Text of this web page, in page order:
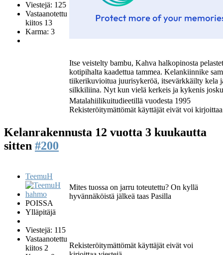
Viestejä: 125
Vastaanotettu
kiitos 13
Karma: 3
Itse veistelty bambu, Kahva halkopinosta
kotipihalta kaadettua tammea. Kelankiinnike
tiikerikuvioitua juurisykeröä, itsevärkkäilty kela
silkkiliina. Nyt kun vielä kerkeis ja kykenis
Matalahiilikuitudieetillä vuodesta 1995
Rekisteröitymättömät käyttäjät eivät voi
Kelanrakennusta 12 vuotta 3 kuukautta
sitten #200
TeemuH
POISSA
Ylläpitäjä
Viestejä: 115
Vastaanotettu
kiitos 2
Mites tuossa on jarru toteutettu? On kyllä
hyvännäköistä jälkeä taas Pasilla
Rekisteröitymättömät käyttäjät eivät voi